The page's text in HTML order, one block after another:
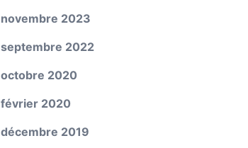
novembre 2023
septembre 2022
octobre 2020
février 2020
décembre 2019